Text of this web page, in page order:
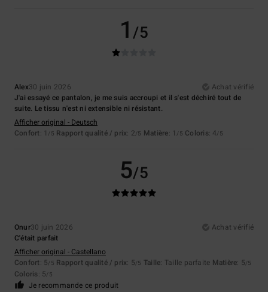
1/5
Alex30 juin 2026
Achat vérifié
J'ai essayé ce pantalon, je me suis accroupi et il s'est déchiré tout de
suite. Le tissu n'est ni extensible ni résistant.
Afficher original - Deutsch
Confort: 1 /5 Rapport qualité / prix: 2/5 Matière: 1 /5 Coloris: 4/5
5/5
Onur30 juin 2026
Achat vérifié
C'était parfait
Afficher original - Castellano
Confort: 5/5 Rapport qualité / prix: 5/5 Taille: Taille parfaite Matière: 5/5
Coloris: 5/5
Je recommande ce produit